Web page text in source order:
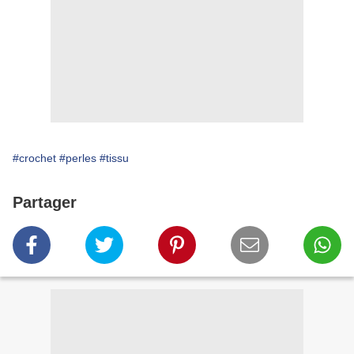
#crochet #perles #tissu
Partager